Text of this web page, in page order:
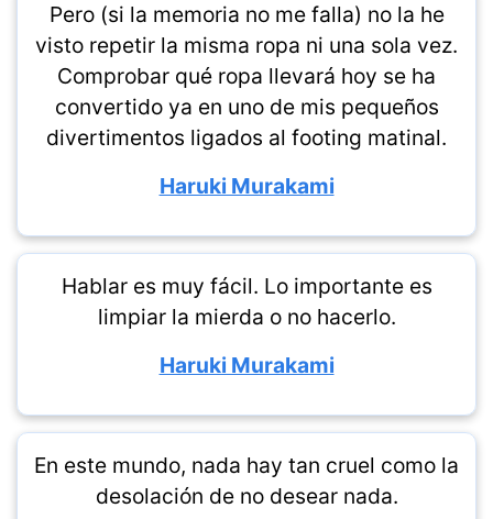
Pero (si la memoria no me falla) no la he
visto repetir la misma ropa ni una sola vez.
Comprobar qué ropa llevará hoy se ha
convertido ya en uno de mis pequeños
divertimentos ligados al footing matinal.
Haruki Murakami
Hablar es muy fácil. Lo importante es
limpiar la mierda o no hacerlo.
Haruki Murakami
En este mundo, nada hay tan cruel como la
desolación de no desear nada.